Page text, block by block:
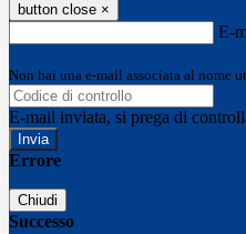
button close ×
E-
Non hai una e-mail associata al nome
E-mail inviata, si prega di
Errore
Chiudi
Successo